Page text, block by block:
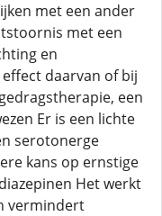
met een ander
met een
en
daarvan of bij
een
Er is een lichte
serotonerge
kans op ernstige
Het werkt
vermindert